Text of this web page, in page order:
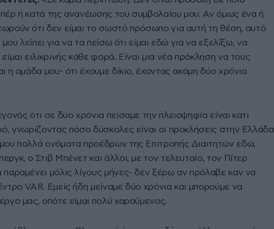
ή κατά της ανανέωσης του συµβολαίου µου. Αν όµως ένα ή
ότι δεν είµαι το σωστό πρόσωπο για αυτή τη θέση, αυτό
µου λείπει για να τα πείσω ότι είµαι εδώ για να εξελίξω, να
ειλικρινής κάθε φορά. Είναι µια νέα πρόκληση να τους
η οµάδα µου- ότι έχουµε δίκιο, έχοντας ακόµη δύο χρόνια
ότι σε δύο χρόνια πείσαµε την πλειοψηφία είναι κάτι
γνωρίζοντας πόσο δύσκολες είναι οι προκλήσεις στην Ελλάδα
πολλά ονόµατα προέδρων της Επιτροπής Διαιτητών εδώ,
ο Ʃτιβ Μπένετ και άλλοι, µε τον τελευταίο, τον Πίτερ
µόλις λίγους µήνες- δεν ξέρω αν πρόλαβε καν να
VAR. Εµείς ήδη µείναµε δύο χρόνια και µπορούµε να
µας, οπότε είµαι πολύ χαρούµενος.